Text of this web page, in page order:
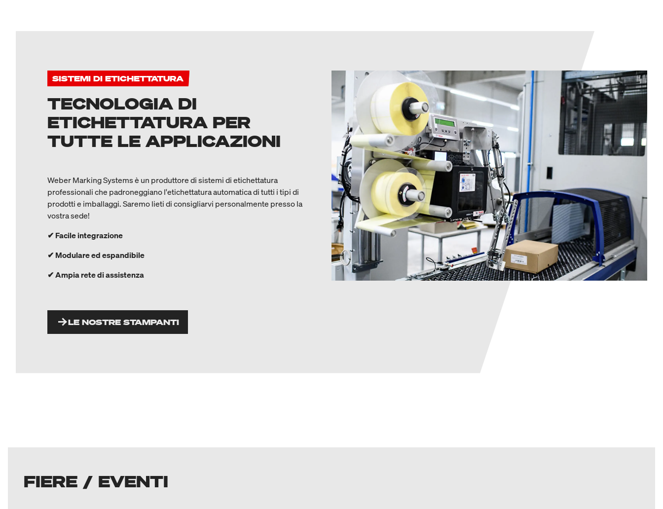
SISTEMI DI ETICHETTATURA
TECNOLOGIA DI
ETICHETTATURA PER
TUTTE LE APPLICAZIONI
Weber Marking Systems è un produttore di sistemi di etichettatura
professionali che padroneggiano l'etichettatura automatica di tutti i tipi di
prodotti e imballaggi. Saremo lieti di consigliarvi personalmente presso la
vostra sede!
✔ Facile integrazione
✔ Modulare ed espandibile
✔ Ampia rete di assistenza
LE NOSTRE STAMPANTI
FIERE / EVENTI